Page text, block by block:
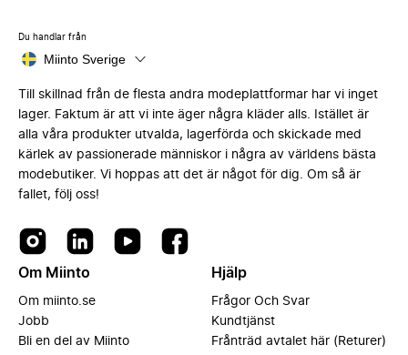
Du handlar från
Miinto Sverige
Till skillnad från de flesta andra modeplattformar har vi inget
lager. Faktum är att vi inte äger några kläder alls. Istället är
alla våra produkter utvalda, lagerförda och skickade med
kärlek av passionerade människor i några av världens bästa
modebutiker. Vi hoppas att det är något för dig. Om så är
fallet, följ oss!
Om Miinto
Om miinto.se
Jobb
Bli en del av Miinto
Hjälp
Frågor Och Svar
Kundtjänst
Frånträd avtalet här (Returer)